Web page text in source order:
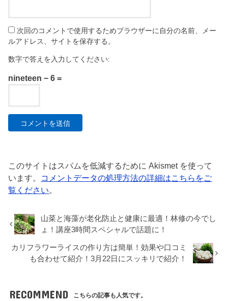
次回のコメントで使用するためブラウザーに自分の名前、メー
ルアドレス、サイトを保存する。
数字で答えを入力してください:
nineteen − 6 =
このサイトはスパムを低減するために Akismet を使って
います。 コメントデータの処理方法の詳細はこちらをご
覧ください。
山菜と海藻が老化防止と健康に最適！林修の今でし
ょ！講座3時間スペシャルで話題に！
カリフラワーライスの作り方は簡単！効果や口コミ
も合わせて紹介！3月22日にスッキリで紹介！
RECOMMEND こちらの記事も人気です。